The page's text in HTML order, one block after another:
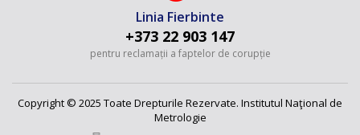
Linia Fierbinte
+373 22 903 147
pentru reclamații a faptelor de corupție
Copyright © 2025 Toate Drepturile Rezervate. Institutul Naţional de
Metrologie